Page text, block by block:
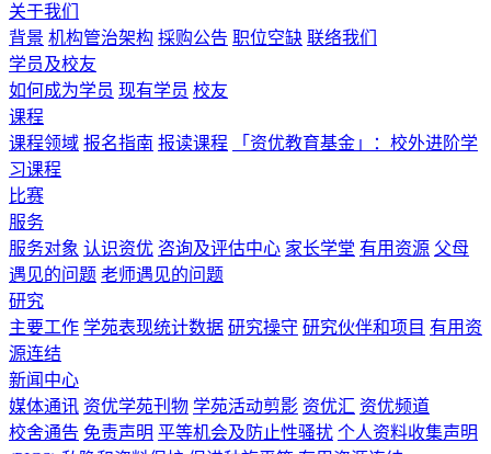
关于我们
背景 机构管治架构 採购公告 职位空缺 联络我们
学员及校友
如何成为学员 现有学员 校友
课程
课程领域 报名指南 报读课程
「资优教育基金」：校外进阶学
习课程
比赛
服务
服务对象 认识资优 咨询及评估中心 家长学堂 有用资源 父母
遇见的问题 老师遇见的问题
研究
主要工作 学苑表现统计数据 研究操守 研究伙伴和项目 有用资
源连结
新闻中心
媒体通讯 资优学苑刊物 学苑活动剪影 资优汇 资优频道
校舍通告 免责声明 平等机会及防止性骚扰 个人资料收集声明